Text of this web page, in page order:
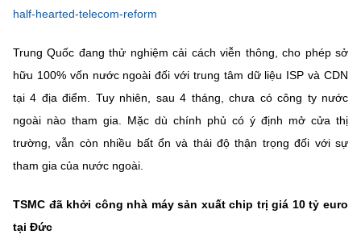
Cơ quan chủ quản: Bộ Khoa học và Công nghệ (MST)
Chịu trách nhiệm nội dung: Nguyễn Thị Hải Hằng
Giám đốc Trung tâm Truyền thông Khoa học và Công nghệ.
Liên hệ
Địa chỉ: Ban Biên tập Cổng TTĐT - 18 Nguyễn Du, TP. Hà Nội
©2026 Bản quyền thuộc Bộ Khoa Học và Công Nghệ
(Ghi rõ nguồn "https://mst.gov.vn" khi phát hành lại thông tin từ
half-hearted-telecom-reform
Trung Quốc đang thử nghiệm cải cách viễn thông, cho phép sở
hữu 100% vốn nước ngoài đối với trung tâm dữ liệu ISP và CDN
tại 4 địa điểm. Tuy nhiên, sau 4 tháng, chưa có công ty nước
ngoài nào tham gia. Mặc dù chính phủ có ý định mở cửa thị
trường, vẫn còn nhiều bất ổn và thái độ thận trọng đối với sự
tham gia của nước ngoài.
TSMC đã khởi công nhà máy sản xuất chip trị giá 10 tỷ euro
tại Đức